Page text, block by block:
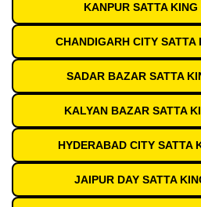
KANPUR SATTA
CHANDIGARH CITY SATTA
SADAR BAZAR SATTA
KALYAN BAZAR SATTA
HYDERABAD CITY SATTA
JAIPUR DAY SATTA